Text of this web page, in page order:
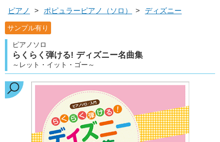
ピアノ > ポピュラーピアノ（ソロ） > ディズニー
サンプル有り
ピアノソロ
らくらく弾ける! ディズニー名曲集
～レット・イット・ゴー～